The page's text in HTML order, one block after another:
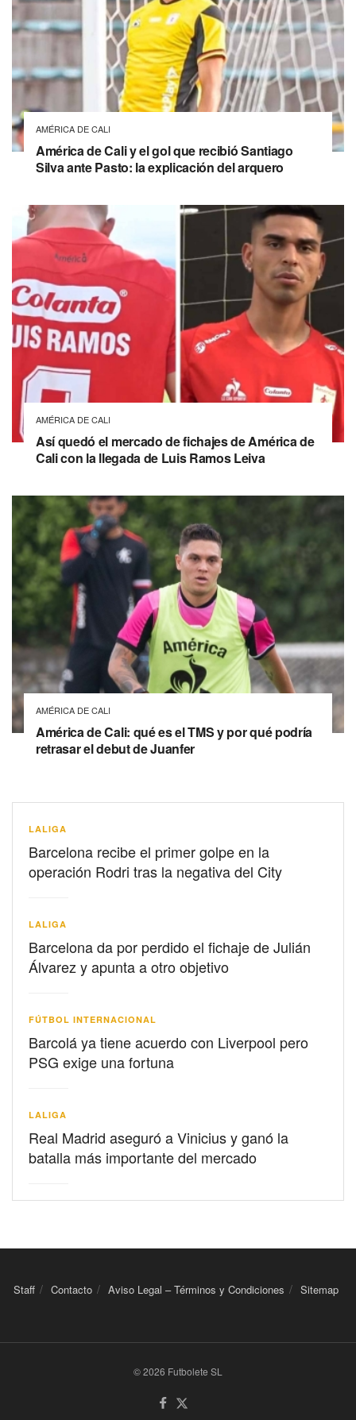
AMÉRICA DE CALI
América de Cali y el gol que recibió Santiago
Silva ante Pasto: la explicación del arquero
AMÉRICA DE CALI
Así quedó el mercado de fichajes de América de
Cali con la llegada de Luis Ramos Leiva
AMÉRICA DE CALI
América de Cali: qué es el TMS y por qué podría
retrasar el debut de Juanfer
LALIGA
Barcelona recibe el primer golpe en la
operación Rodri tras la negativa del City
LALIGA
Barcelona da por perdido el fichaje de Julián
Álvarez y apunta a otro objetivo
FÚTBOL INTERNACIONAL
Barcolá ya tiene acuerdo con Liverpool pero
PSG exige una fortuna
LALIGA
Real Madrid aseguró a Vinicius y ganó la
batalla más importante del mercado
Staff Contacto Aviso Legal – Términos y Condiciones Sitemap
© 2026 Futbolete SL